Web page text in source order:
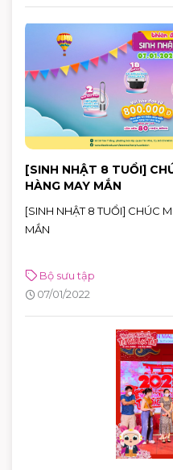
[SINH NHẬT 8 TUỔI]
HÀNG MAY MẮN
[SINH NHẬT 8 TUỔI] CHÚC
MẮN
Bộ sưu tập
07/01/2022